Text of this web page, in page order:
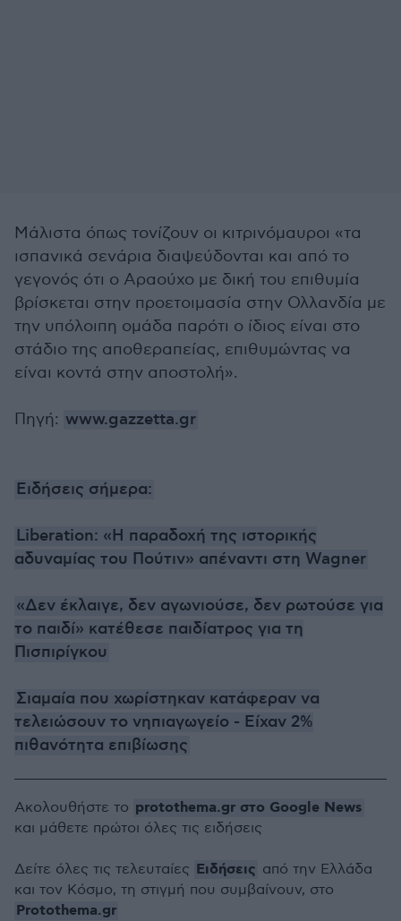
Μάλιστα όπως τονίζουν οι κιτρινόμαυροι «τα
ισπανικά σενάρια διαψεύδονται και από το
γεγονός ότι ο Αραούχο με δική του επιθυμία
βρίσκεται στην προετοιμασία στην Ολλανδία με
την υπόλοιπη ομάδα παρότι ο ίδιος είναι στο
στάδιο της αποθεραπείας, επιθυμώντας να
είναι κοντά στην αποστολή».
Πηγή: www.gazzetta.gr
Ειδήσεις σήμερα:
Liberation: «Η παραδοχή της ιστορικής
αδυναμίας του Πούτιν» απέναντι στη Wagner
«Δεν έκλαιγε, δεν αγωνιούσε, δεν ρωτούσε για
το παιδί» κατέθεσε παιδίατρος για τη
Πισπιρίγκου
Σιαμαία που χωρίστηκαν κατάφεραν να
τελειώσουν το νηπιαγωγείο - Είχαν 2%
πιθανότητα επιβίωσης
Ακολουθήστε το protothema.gr στο Google News
και μάθετε πρώτοι όλες τις ειδήσεις
Δείτε όλες τις τελευταίες Ειδήσεις από την Ελλάδα
και τον Κόσμο, τη στιγμή που συμβαίνουν, στο
Protothema.gr